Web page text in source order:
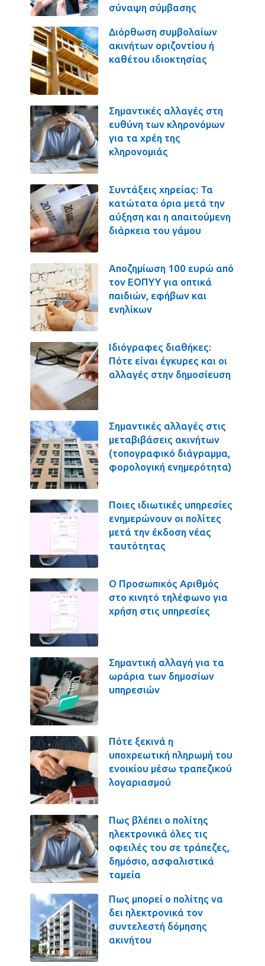
σύναψη σύμβασης
Διόρθωση συμβολαίων
ακινήτων οριζοντίου ή
καθέτου ιδιοκτησίας
Σημαντικές αλλαγές στη
ευθύνη των κληρονόμων
για τα χρέη της
κληρονομιάς
Συντάξεις χηρείας: Τα
κατώτατα όρια μετά την
αύξηση και η απαιτούμενη
διάρκεια του γάμου
Αποζημίωση 100 ευρώ από
τον ΕΟΠΥΥ για οπτικά
παιδιών, εφήβων και
ενηλίκων
Ιδιόγραφες διαθήκες:
Πότε είναι έγκυρες και οι
αλλαγές στην δημοσίευση
Σημαντικές αλλαγές στις
μεταβιβάσεις ακινήτων
(τοπογραφικό διάγραμμα,
φορολογική ενημερότητα)
Ποιες ιδιωτικές υπηρεσίες
ενημερώνουν οι πολίτες
μετά την έκδοση νέας
ταυτότητας
Ο Προσωπικός Αριθμός
στο κινητό τηλέφωνο για
χρήση στις υπηρεσίες
Σημαντική αλλαγή για τα
ωράρια των δημοσίων
υπηρεσιών
Πότε ξεκινά η
υποχρεωτική πληρωμή του
ενοικίου μέσω τραπεζικού
λογαριασμού
Πως βλέπει ο πολίτης
ηλεκτρονικά όλες τις
οφειλές του σε τράπεζες,
δημόσιο, ασφαλιστικά
ταμεία
Πως μπορεί ο πολίτης να
δει ηλεκτρονικά τον
συντελεστή δόμησης
ακινήτου